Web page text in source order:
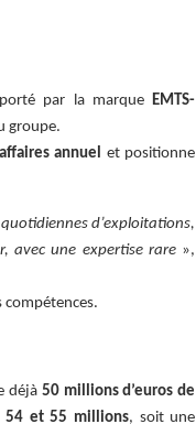
par la marque EMTS-
groupe.
annuel
et positionne
d’exploitations,
avec une expertise rare »,
déjà 50 millions d’euros de
54 et 55 millions, soit une